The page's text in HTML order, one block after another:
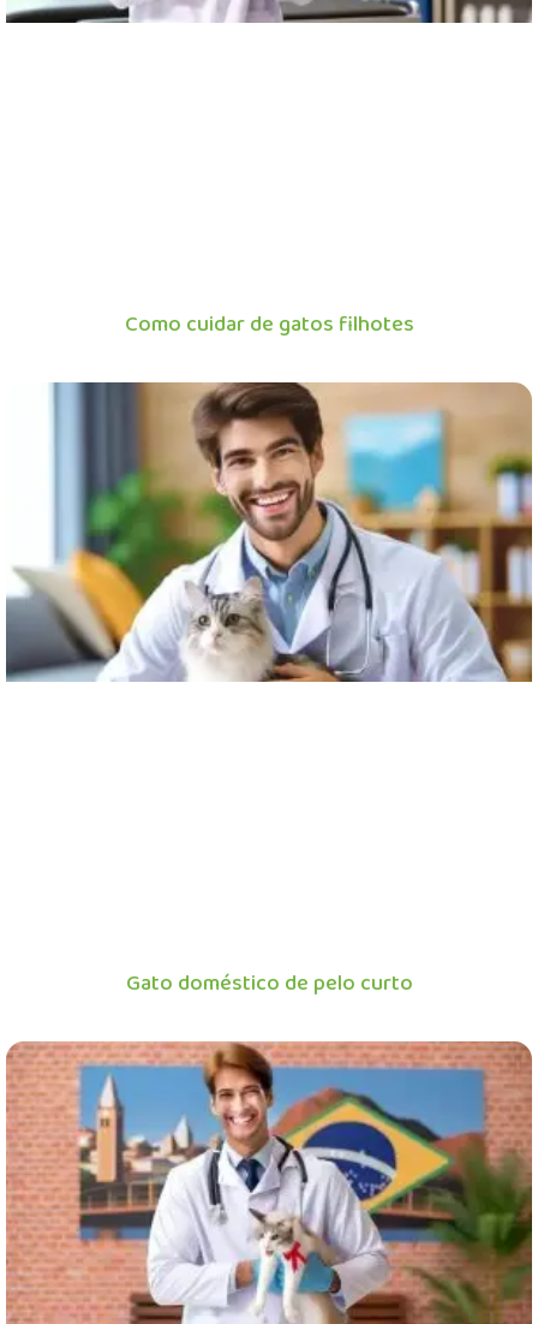
Como cuidar de gatos filhotes
Gato doméstico de pelo curto